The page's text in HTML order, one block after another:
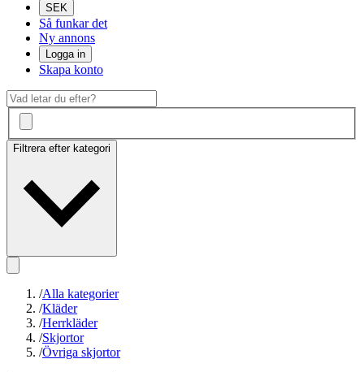
SEK
Så funkar det
Ny annons
Logga in
Skapa konto
Filtrera efter kategori
/Alla kategorier
/Kläder
/Herrkläder
/Skjortor
/Övriga skjortor